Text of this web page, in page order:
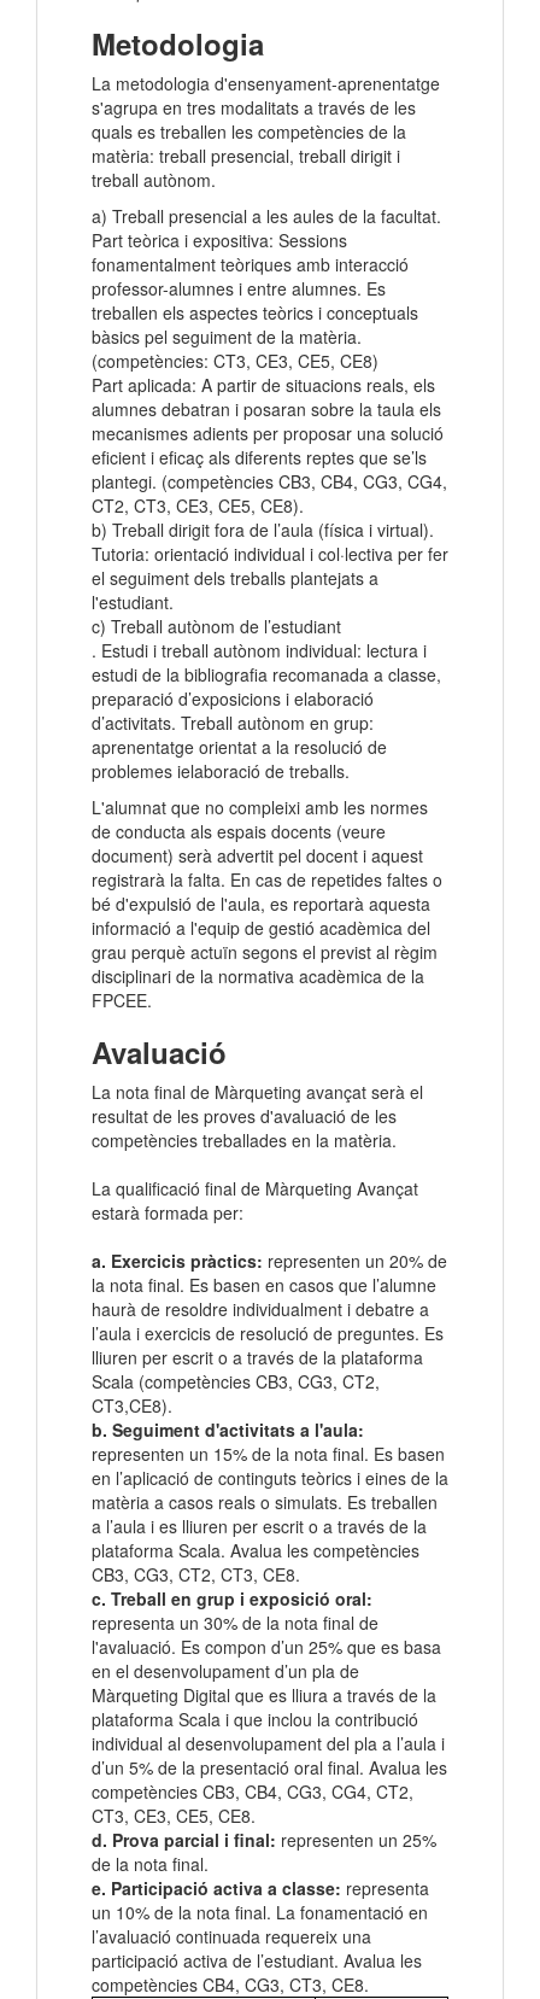
Metodologia
La metodologia d'ensenyament-aprenentatge
s'agrupa en tres modalitats a través de les
quals es treballen les competències de la
matèria: treball presencial, treball dirigit i
treball autònom.
a) Treball presencial a les aules de la facultat.
Part teòrica i expositiva: Sessions
fonamentalment teòriques amb interacció
professor-alumnes i entre alumnes. Es
treballen els aspectes teòrics i conceptuals
bàsics pel seguiment de la matèria.
(competències: CT3, CE3, CE5, CE8)
Part aplicada: A partir de situacions reals, els
alumnes debatran i posaran sobre la taula els
mecanismes adients per proposar una solució
eficient i eficaç als diferents reptes que se’ls
plantegi. (competències CB3, CB4, CG3, CG4,
CT2, CT3, CE3, CE5, CE8).
b) Treball dirigit fora de l’aula (física i virtual).
Tutoria: orientació individual i col·lectiva per fer
el seguiment dels treballs plantejats a
l'estudiant.
c) Treball autònom de l’estudiant
. Estudi i treball autònom individual: lectura i
estudi de la bibliografia recomanada a classe,
preparació d’exposicions i elaboració
d’activitats. Treball autònom en grup:
aprenentatge orientat a la resolució de
problemes ielaboració de treballs.
L'alumnat que no compleixi amb les normes
de conducta als espais docents (veure
document) serà advertit pel docent i aquest
registrarà la falta. En cas de repetides faltes o
bé d'expulsió de l'aula, es reportarà aquesta
informació a l'equip de gestió acadèmica del
grau perquè actuïn segons el previst al règim
disciplinari de la normativa acadèmica de la
FPCEE.
Avaluació
La nota final de Màrqueting avançat serà el
resultat de les proves d'avaluació de les
competències treballades en la matèria.
La qualificació final de Màrqueting Avançat
estarà formada per:
a. Exercicis pràctics: representen un 20% de
la nota final. Es basen en casos que l’alumne
haurà de resoldre individualment i debatre a
l’aula i exercicis de resolució de preguntes. Es
lliuren per escrit o a través de la plataforma
Scala (competències CB3, CG3, CT2,
CT3,CE8).
b. Seguiment d'activitats a l'aula:
representen un 15% de la nota final. Es basen
en l’aplicació de continguts teòrics i eines de la
matèria a casos reals o simulats. Es treballen
a l’aula i es lliuren per escrit o a través de la
plataforma Scala. Avalua les competències
CB3, CG3, CT2, CT3, CE8.
c. Treball en grup i exposició oral:
representa un 30% de la nota final de
l'avaluació. Es compon d’un 25% que es basa
en el desenvolupament d’un pla de
Màrqueting Digital que es lliura a través de la
plataforma Scala i que inclou la contribució
individual al desenvolupament del pla a l’aula i
d’un 5% de la presentació oral final. Avalua les
competències CB3, CB4, CG3, CG4, CT2,
CT3, CE3, CE5, CE8.
d. Prova parcial i final: representen un 25%
de la nota final.
e. Participació activa a classe: representa
un 10% de la nota final. La fonamentació en
l’avaluació continuada requereix una
participació activa de l’estudiant. Avalua les
competències CB4, CG3, CT3, CE8.